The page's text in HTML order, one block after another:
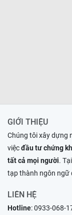
GIỚI THIỆU
Chúng tôi xây dựng
việcđầu tư chứng
tất cả mọi người.
tạp thành ngôn ngữ
LIÊN HỆ
Hotline:0933-068-